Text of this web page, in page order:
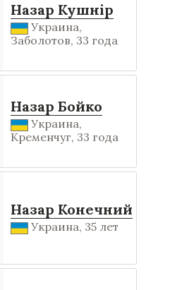
Назар Кушнір
Украина,
Заболотов, 33 года
Назар Бойко
Украина,
Кременчуг, 33 года
Назар Конечний
Украина, 35 лет